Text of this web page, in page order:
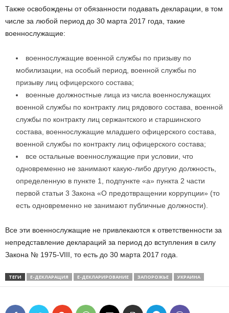
Также освобождены от обязанности подавать декларации, в том
числе за любой период до 30 марта 2017 года, такие
военнослужащие:
военнослужащие военной службы по призыву по
мобилизации, на особый период, военной службы по
призыву лиц офицерского состава;
военные должностные лица из числа военнослужащих
военной службы по контракту лиц рядового состава, военной
службы по контракту лиц сержантского и старшинского
состава, военнослужащие младшего офицерского состава,
военной службы по контракту лиц офицерского состава;
все остальные военнослужащие при условии, что
одновременно не занимают какую-либо другую должность,
определенную в пункте 1, подпункте «а» пункта 2 части
первой статьи 3 Закона «О предотвращении коррупции» (то
есть одновременно не занимают публичные должности).
Все эти военнослужащие не привлекаются к ответственности за
непредставление деклараций за период до вступления в силу
Закона № 1975-VIII, то есть до 30 марта 2017 года.
ТЕГИ Е-ДЕКЛАРАЦИЯ Е-ДЕКЛАРИРОВАНИЕ ЗАПОРОЖЬЕ УКРАИНА